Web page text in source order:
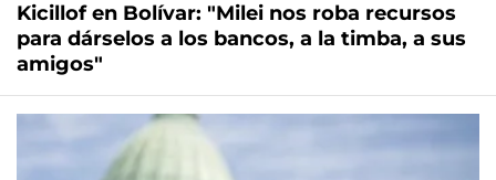
Kicillof en Bolívar: "Milei nos roba recursos
para dárselos a los bancos, a la timba, a sus
amigos"